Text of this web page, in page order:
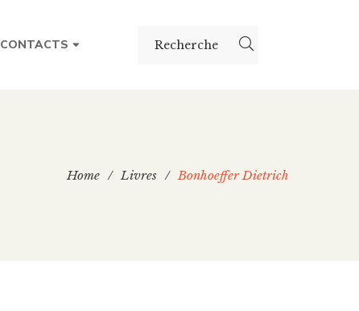
CONTACTS
Home / Livres / Bonhoeffer Dietrich